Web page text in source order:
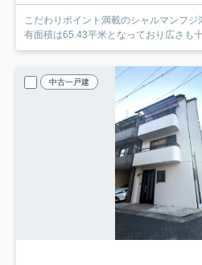
こだわりポイント満載のシャルマンフ
有面積は65.43平米となっており広さも
中古一戸建